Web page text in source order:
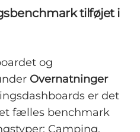
tilføjet i
og
Overnatninger
er det
fælles benchmark
Camping,